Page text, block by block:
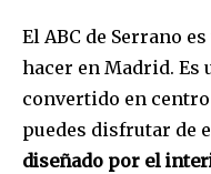
El ABC de Serrano
hacer en Madrid.
convertido en
puedes disfrutar de
diseñado por el